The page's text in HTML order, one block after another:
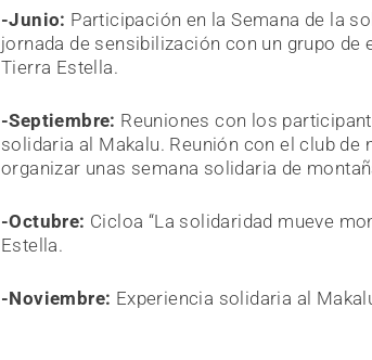
-Junio: Participación en la Semana de la
jornada de sensibilización con un grupo de
Tierra Estella.
-Septiembre: Reuniones con los
solidaria al Makalu. Reunión con el club de
organizar unas semana solidaria de
-Octubre: Cicloa “La solidaridad mueve
Estella.
-Noviembre: Experiencia solidaria al